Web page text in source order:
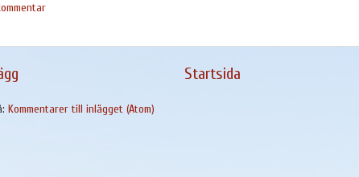
Startsida
Kommentarer till inlägget (Atom)